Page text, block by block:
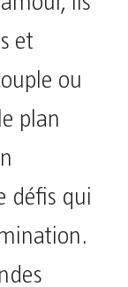
et
ou
plan
défis qui